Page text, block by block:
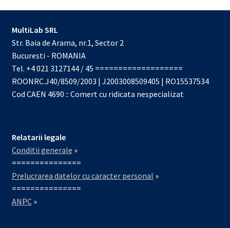
MultiLab SRL
Str. Baia de Arama, nr.1, Sector 2
Bucuresti - ROMANIA
Tel. +4 021 3127144 / 45 ===================
ROONRC.J40/8509/2003 | J2003008509405 | RO15537534
Cod CAEN 4690 :: Comert cu ridicata nespecializat
Relatarii legale
Conditii generale »
===============
Prelucrarea datelor cu caracter personal »
===============
ANPC»